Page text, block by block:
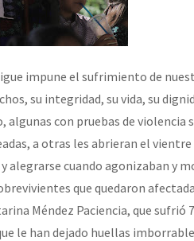
impune el sufrimiento de
su integridad, su vida, su
algunas con pruebas de
a otras les abrieran el
alegrarse cuando agonizaban y
que quedaron
Méndez Paciencia, que sufrió
le han dejado huellas